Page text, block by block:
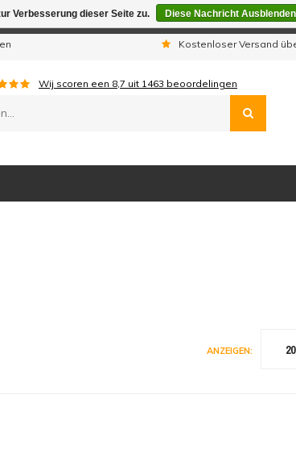
Kostenloser Versand
Wij scoren een 8,7 uit 1463 beoordelingen
ANZEIGEN: 20
Verbesserung dieser Seite zu. Diese Nachricht Ausblenden
wir telefonisch nicht erreichbar. Aufgegebene